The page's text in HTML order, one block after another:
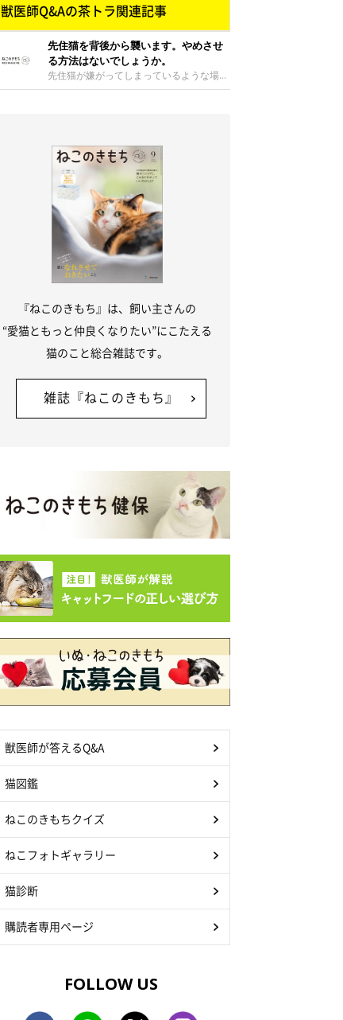
獣医師Q&Aの茶トラ関連記事
先住猫を背後から襲います。やめさせ
る方法はないでしょうか。
先住猫が嫌がってしまっているような場合
は、できるだけ2匹を離しておくか、愛猫
『ねこのきもち』は、飼い主さんの
“愛猫ともっと仲良くなりたい”にこたえる
猫のこと総合雑誌です。
雑誌『ねこのきもち』
獣医師が答えるQ&A
猫図鑑
ねこのきもちクイズ
ねこフォトギャラリー
猫診断
購読者専用ページ
FOLLOW US